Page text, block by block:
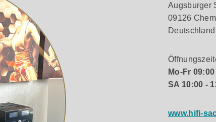
Augsburger
09126
Deutschland
Mo-Fr
SA 10:00 -
www.hifi-